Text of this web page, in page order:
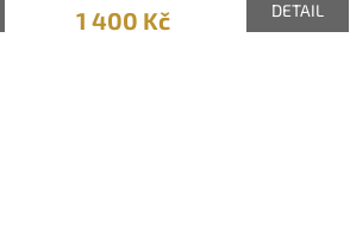
1 400 Kč DETAIL